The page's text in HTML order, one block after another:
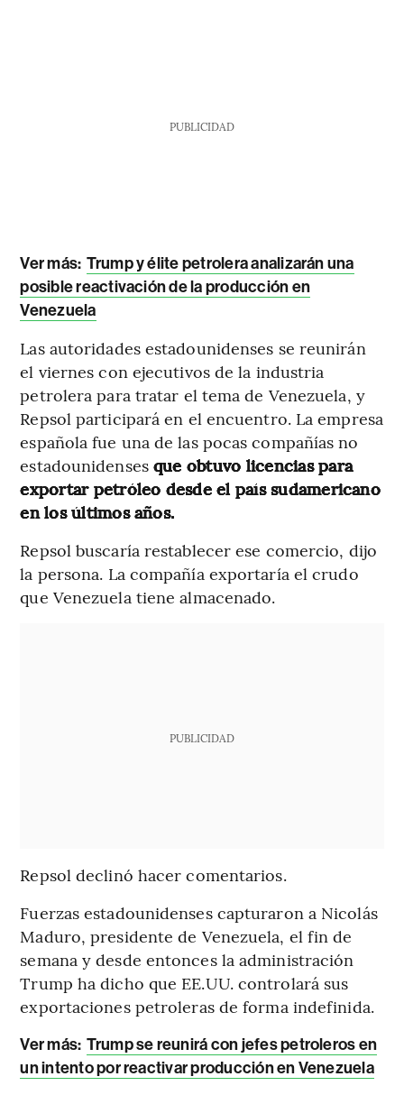
PUBLICIDAD
Ver más: Trump y élite petrolera analizarán una
posible reactivación de la producción en
Venezuela
Las autoridades estadounidenses se reunirán
el viernes con ejecutivos de la industria
petrolera para tratar el tema de Venezuela, y
Repsol participará en el encuentro. La empresa
española fue una de las pocas compañías no
estadounidenses que obtuvo licencias para
exportar petróleo desde el país sudamericano
en los últimos años.
Repsol buscaría restablecer ese comercio, dijo
la persona. La compañía exportaría el crudo
que Venezuela tiene almacenado.
PUBLICIDAD
Repsol declinó hacer comentarios.
Fuerzas estadounidenses capturaron a Nicolás
Maduro, presidente de Venezuela, el fin de
semana y desde entonces la administración
Trump ha dicho que EE.UU. controlará sus
exportaciones petroleras de forma indefinida.
Ver más: Trump se reunirá con jefes petroleros en
un intento por reactivar producción en Venezuela